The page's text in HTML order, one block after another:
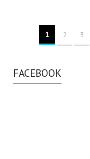
1 2 3
FACEBOOK